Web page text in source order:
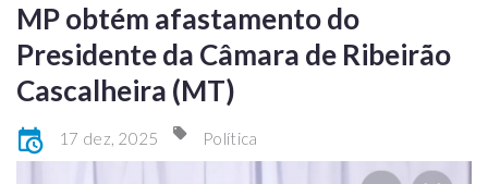
MP obtém afastamento do
Presidente da Câmara de Ribeirão
Cascalheira (MT)
17 dez, 2025 Política